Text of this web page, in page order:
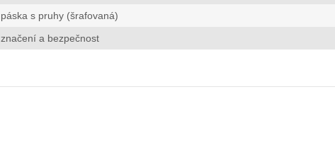
páska s pruhy (šrafovaná)
značení a bezpečnost